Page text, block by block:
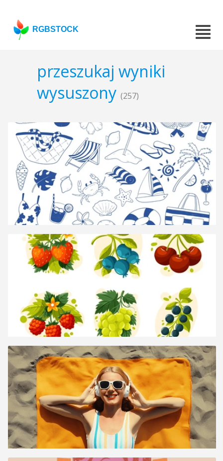
RGBSTOCK
przeszukaj wyniki
wysuszony (257)